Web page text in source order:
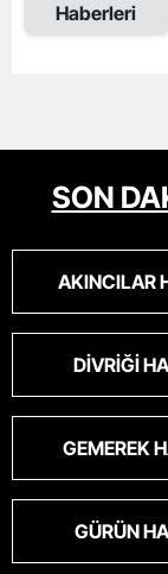
Haberleri
SON
AKINCILAR
DIVRIĞI
GEMEREK
GÜRÜN